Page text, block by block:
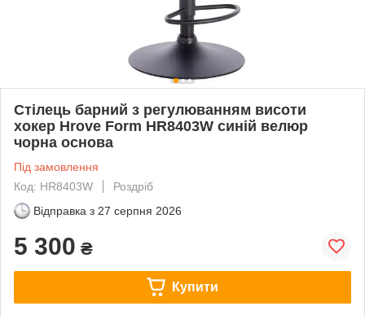
Стілець барний з регулюванням висоти
хокер Hrove Form HR8403W синій велюр
чорна основа
Під замовлення
Код: HR8403W
Роздріб
Відправка з 27 серпня 2026
5 300 ₴
Купити